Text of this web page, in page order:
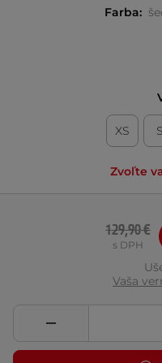
Farba:
XS S
Zvoľte
129,90 €
s DPH
Vaša